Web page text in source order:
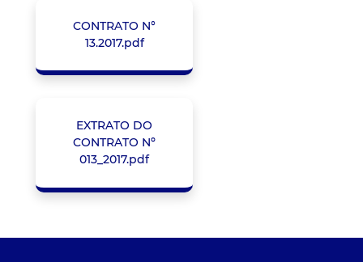
CONTRATO N°
13.2017.pdf
EXTRATO DO
CONTRATO Nº
013_2017.pdf